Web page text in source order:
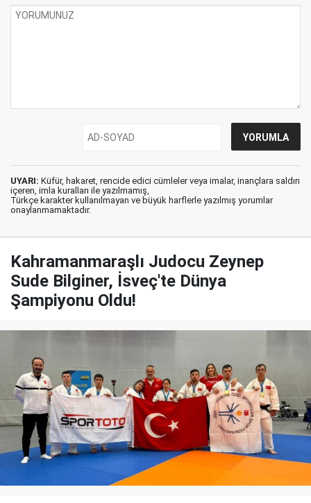
UYARI: Küfür, hakaret, rencide edici cümleler veya imalar, inançlara saldırı
içeren, imla kuralları ile yazılmamış,
Türkçe karakter kullanılmayan ve büyük harflerle yazılmış yorumlar
onaylanmamaktadır.
Kahramanmaraşlı Judocu Zeynep
Sude Bilginer, İsveç'te Dünya
Şampiyonu Oldu!